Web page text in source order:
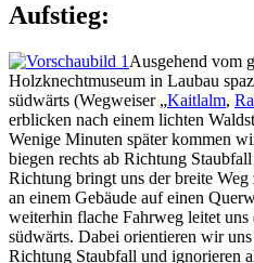
Aufstieg:
Ausgehend vom
Holzknechtmuseum in Laubau
südwärts (Wegweiser „Kaitlalm,
erblicken nach einem lichten
Wenige Minuten später kommen
biegen rechts ab Richtung
Richtung bringt uns der breite
an einem Gebäude auf einen
weiterhin flache Fahrweg leitet uns
südwärts. Dabei orientieren wir
Richtung Staubfall und ignorieren